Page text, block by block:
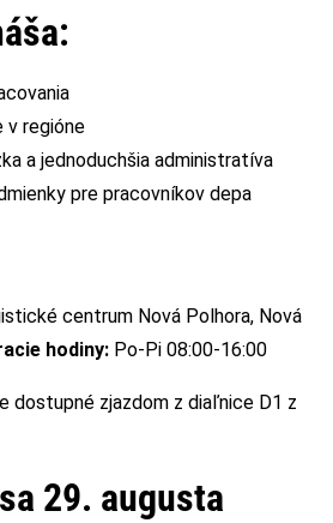
v regióne
a jednoduchšia administratíva
pre pracovníkov depa
centrum Nová Polhora, Nová
hodiny: Po-Pi 08:00-16:00
dostupné zjazdom z diaľnice D1 z
29. augusta